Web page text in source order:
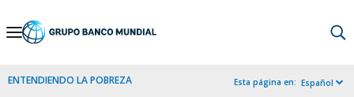
Skip
Navigation
ENTENDIENDO LA POBREZA Esta página en: Español